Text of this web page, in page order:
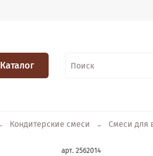
Каталог
Кондитерские смеси Смеси для
арт.2562014